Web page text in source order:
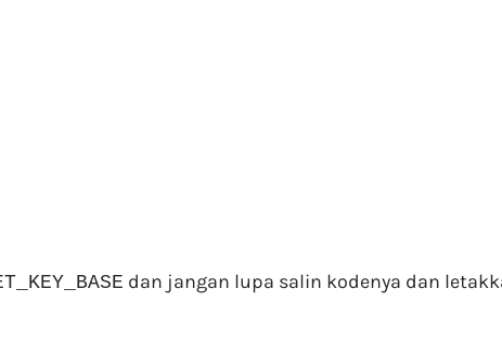
dan jangan lupa salin kodenya dan